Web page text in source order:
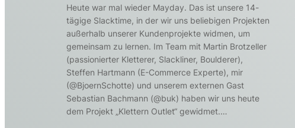
Heute war mal wieder Mayday. Das ist unsere 14-
tägige Slacktime, in der wir uns beliebigen Projekten
außerhalb unserer Kundenprojekte widmen, um
gemeinsam zu lernen. Im Team mit Martin Brotzeller
(passionierter Kletterer, Slackliner, Boulderer),
Steffen Hartmann (E-Commerce Experte), mir
(@BjoernSchotte) und unserem externen Gast
Sebastian Bachmann (@buk) haben wir uns heute
dem Projekt „Klettern Outlet“ gewidmet.…